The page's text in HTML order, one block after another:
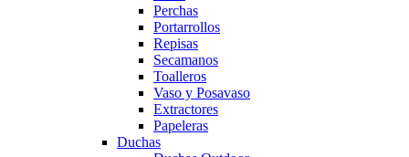
Perchas
Portarrollos
Repisas
Secamanos
Toalleros
Vaso y Posavaso
Extractores
Papeleras
Duchas